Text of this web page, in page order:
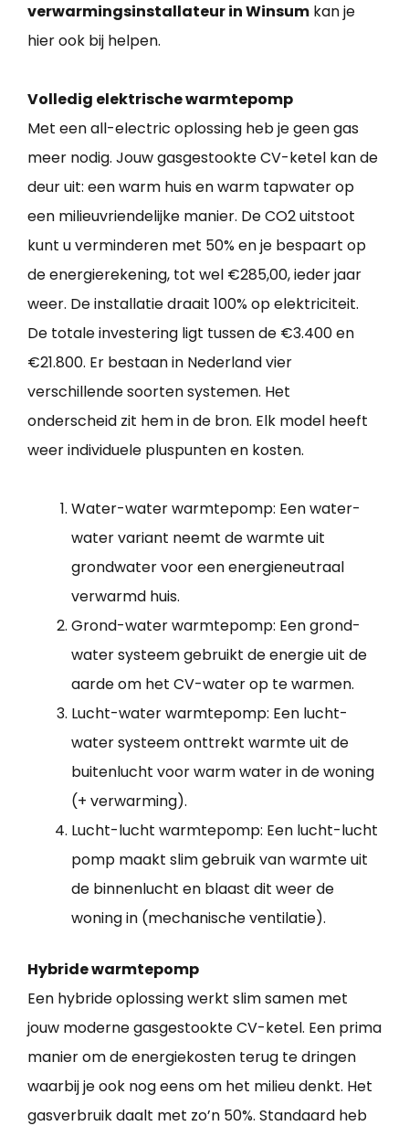
verwarmingsinstallateur in Winsum kan je
hier ook bij helpen.
Volledig elektrische warmtepomp
Met een all-electric oplossing heb je geen gas
meer nodig. Jouw gasgestookte CV-ketel kan de
deur uit: een warm huis en warm tapwater op
een milieuvriendelijke manier. De CO2 uitstoot
kunt u verminderen met 50% en je bespaart op
de energierekening, tot wel €285,00, ieder jaar
weer. De installatie draait 100% op elektriciteit.
De totale investering ligt tussen de €3.400 en
€21.800. Er bestaan in Nederland vier
verschillende soorten systemen. Het
onderscheid zit hem in de bron. Elk model heeft
weer individuele pluspunten en kosten.
Water-water warmtepomp: Een water-
water variant neemt de warmte uit
grondwater voor een energieneutraal
verwarmd huis.
Grond-water warmtepomp: Een grond-
water systeem gebruikt de energie uit de
aarde om het CV-water op te warmen.
Lucht-water warmtepomp: Een lucht-
water systeem onttrekt warmte uit de
buitenlucht voor warm water in de woning
(+ verwarming).
Lucht-lucht warmtepomp: Een lucht-lucht
pomp maakt slim gebruik van warmte uit
de binnenlucht en blaast dit weer de
woning in (mechanische ventilatie).
Hybride warmtepomp
Een hybride oplossing werkt slim samen met
jouw moderne gasgestookte CV-ketel. Een prima
manier om de energiekosten terug te dringen
waarbij je ook nog eens om het milieu denkt. Het
gasverbruik daalt met zo’n 50%. Standaard heb